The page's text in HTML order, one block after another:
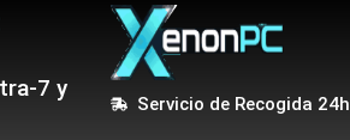
7 y
Servicio de Recogida 24h